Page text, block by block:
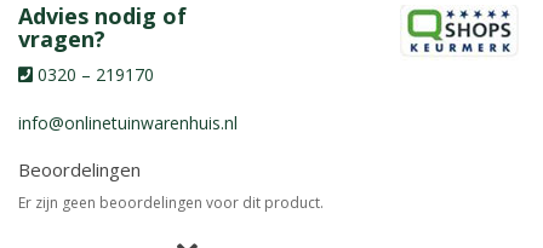
Advies nodig of
vragen?
0320 – 219170
info@onlinetuinwarenhuis.nl
Beoordelingen
Er zijn geen beoordelingen voor dit product.